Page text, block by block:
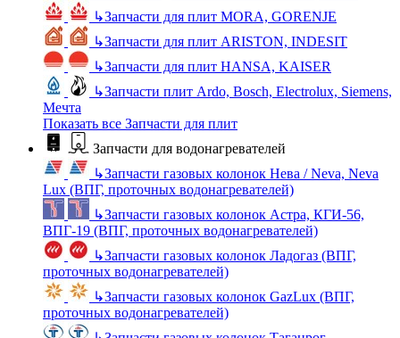
↳Запчасти для плит MORA, GORENJE
↳Запчасти для плит ARISTON, INDESIT
↳Запчасти для плит HANSA, KAISER
↳Запчасти плит Ardo, Bosch, Electrolux, Siemens,
Мечта
Показать все Запчасти для плит
Запчасти для водонагревателей
↳Запчасти газовых колонок Нева / Neva, Neva
Lux (ВПГ, проточных водонагревателей)
↳Запчасти газовых колонок Астра, КГИ-56,
ВПГ-19 (ВПГ, проточных водонагревателей)
↳Запчасти газовых колонок Ладогаз (ВПГ,
проточных водонагревателей)
↳Запчасти газовых колонок GazLux (ВПГ,
проточных водонагревателей)